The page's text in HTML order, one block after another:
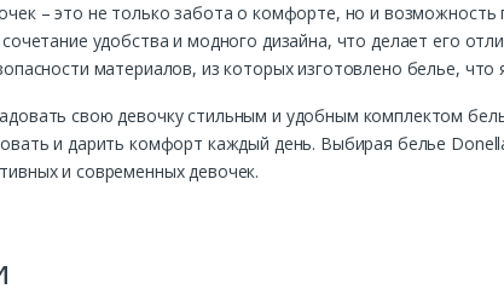
– это не только забота о комфорте, но и возможность
удобства и модного дизайна, что делает его
материалов, из которых изготовлено белье,
свою девочку стильным и удобным комплектом
и дарить комфорт каждый день. Выбирая белье
и современных девочек.